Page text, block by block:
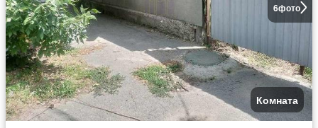
6фото
Комната